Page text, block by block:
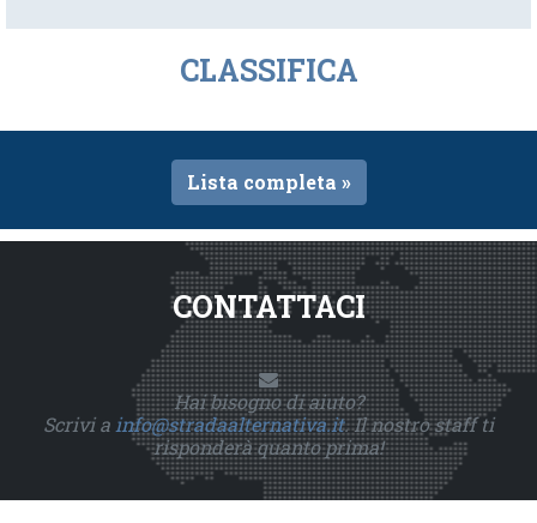
CLASSIFICA
Lista completa »
CONTATTACI
Hai bisogno di aiuto?
Scrivi a info@stradaalternativa.it. Il nostro staff ti
risponderà quanto prima!